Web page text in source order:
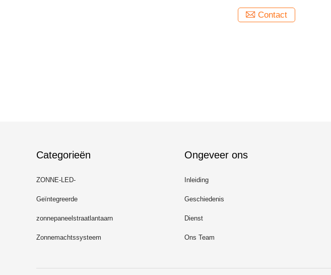
Lamppost van Pool met Fabrieksprijs
Contact
Categorieën
ZONNE-LED-
STRAATLANTAARN
Geïntegreerde
Zonnestraatlantaarn
zonnepaneelstraatlantaarn
Zonnemachtssysteem
Ongeveer ons
Inleiding
Geschiedenis
Dienst
Ons Team